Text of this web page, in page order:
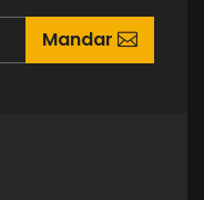
Mandar